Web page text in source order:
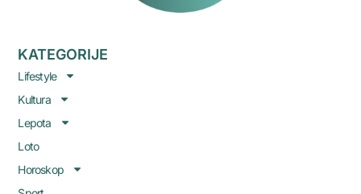
KATEGORIJE
Lifestyle
Kultura
Lepota
Loto
Horoskop